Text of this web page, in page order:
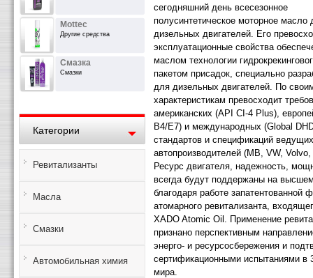
Mottec
Другие средства
Смазка
Смазки
Категории
Ревитализанты
Масла
Смазки
Автомобильная химия
сегодняшний день всесезонное
полусинтетическое моторное масло
дизельных двигателей. Его
эксплуатационные свойства
маслом технологии
пакетом присадок, специально
для дизельных двигателей. По
характеристикам превосходит
американских (API CI-4 Plus),
B4/E7) и международных (Global
стандартов и спецификаций ведущих
автопроизводителей (MB, VW,
Ресурс двигателя, надежность,
всегда будут поддержаны на
благодаря работе запатентованной
атомарного ревитализанта,
XADO Atomic Oil. Применение
признано перспективным
энерго- и ресурсосбережения и
сертификационными испытаниями в
мира.